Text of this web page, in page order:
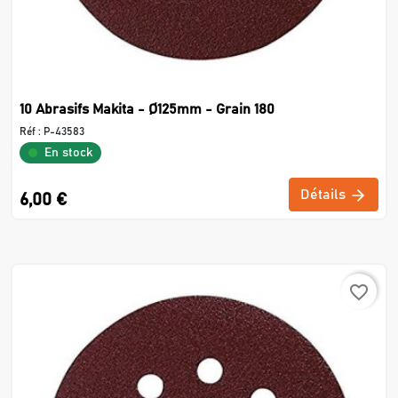
10 Abrasifs Makita - Ø125mm - Grain 180
Réf : P-43583
En stock
6,00 € Détails
favorite_border